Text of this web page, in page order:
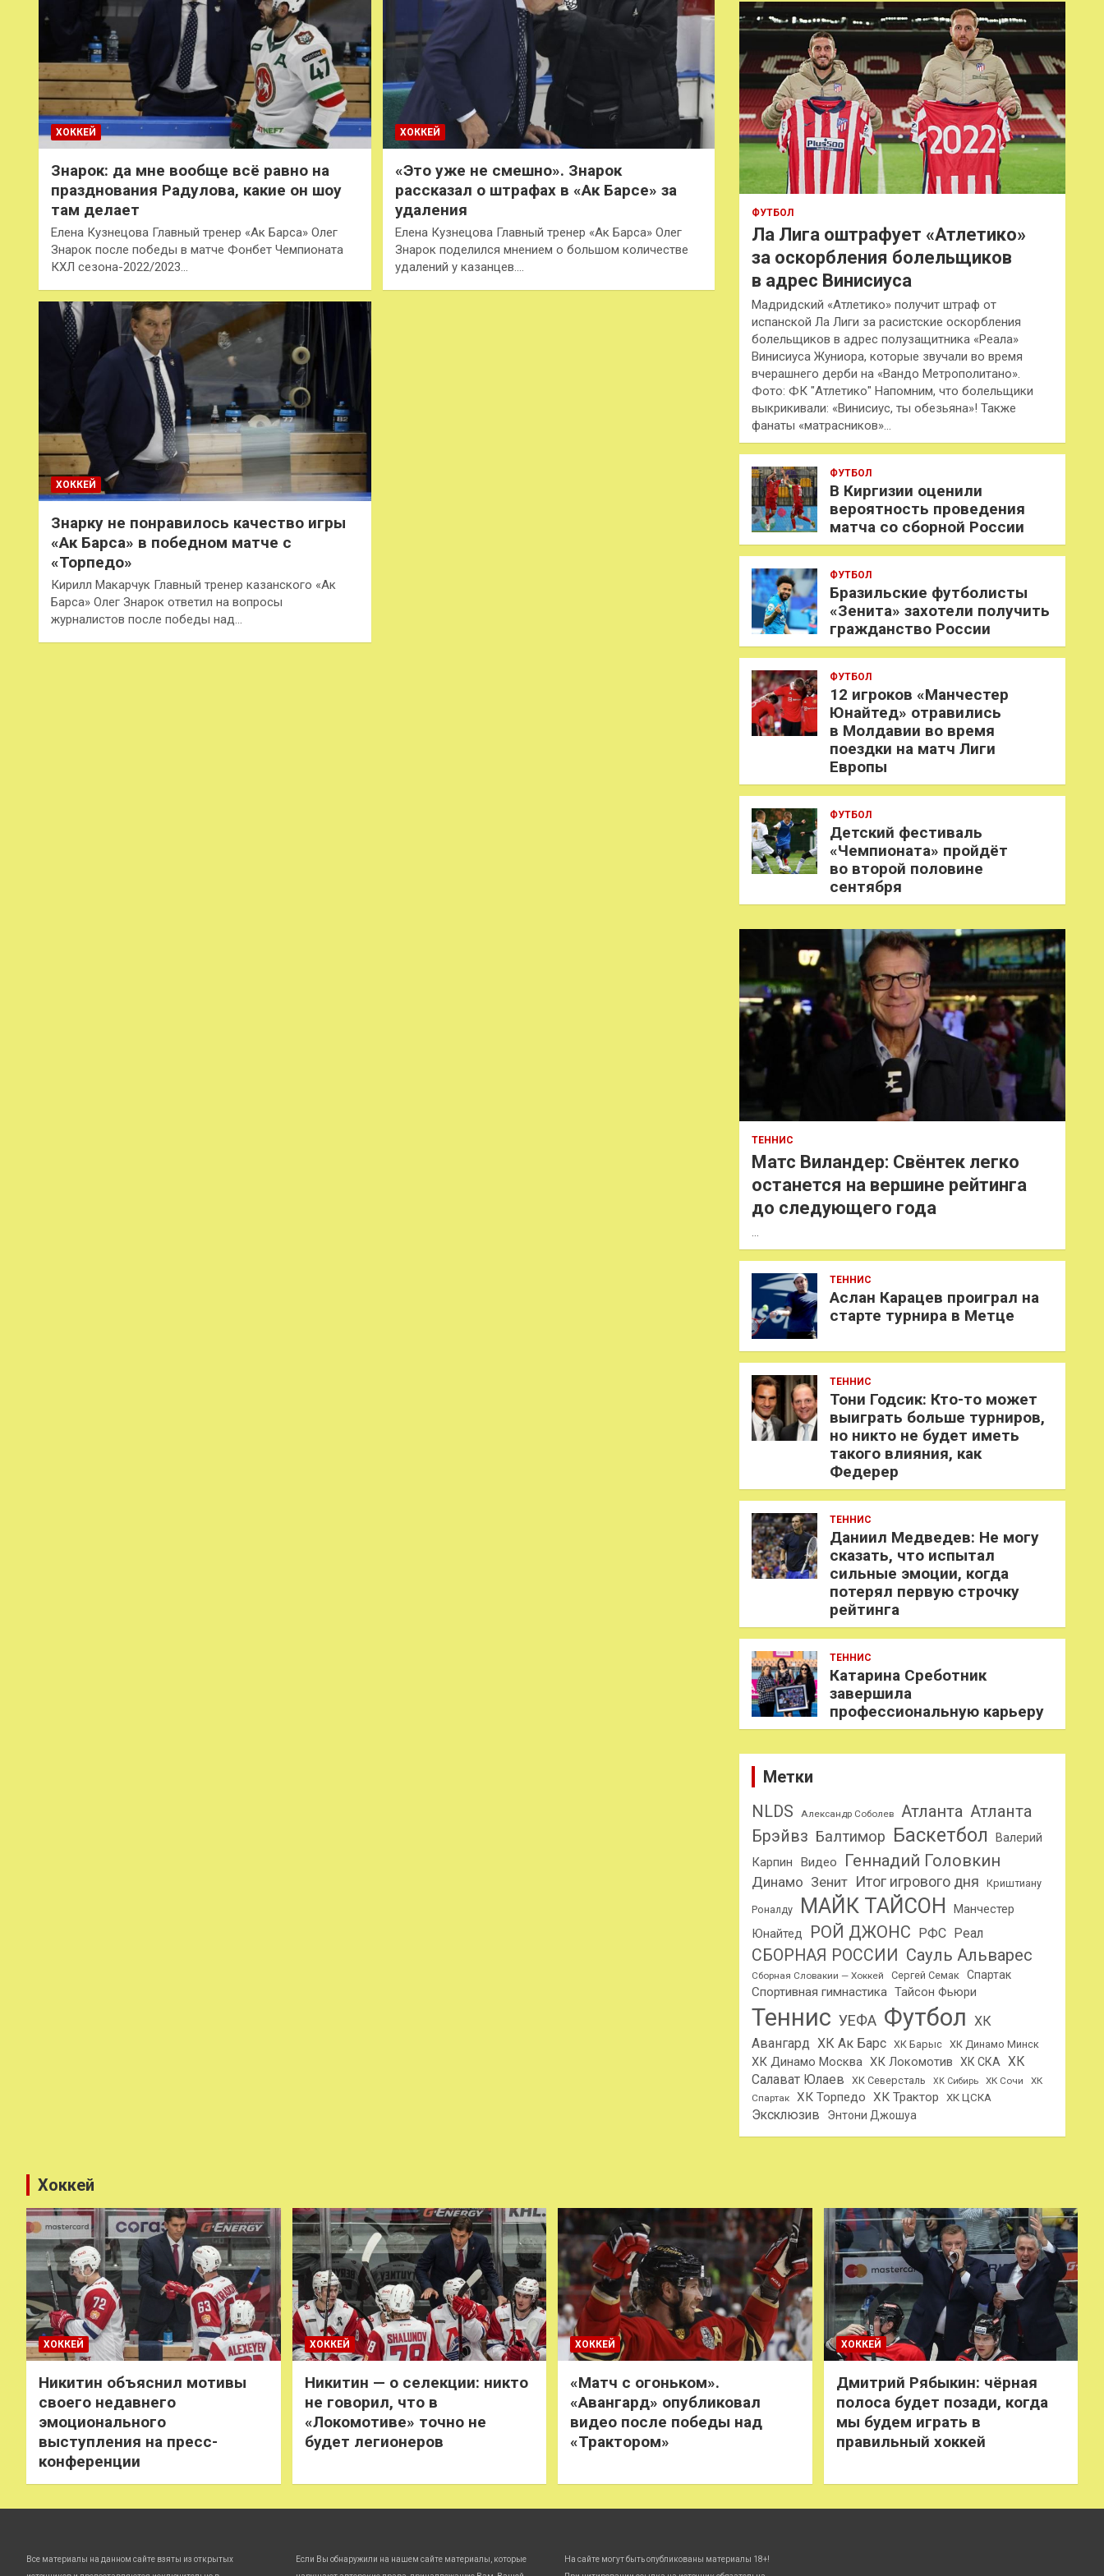
ХОККЕЙ
Знарок: да мне вообще всё равно на
празднования Радулова, какие он шоу
там делает
Елена Кузнецова Главный тренер «Ак Барса» Олег
Знарок после победы в матче Фонбет Чемпионата
КХЛ сезона-2022/2023…
ХОККЕЙ
«Это уже не смешно». Знарок
рассказал о штрафах в «Ак Барсе» за
удаления
Елена Кузнецова Главный тренер «Ак Барса» Олег
Знарок поделился мнением о большом количестве
удалений у казанцев.…
ХОККЕЙ
Знарку не понравилось качество игры
«Ак Барса» в победном матче с
«Торпедо»
Кирилл Макарчук Главный тренер казанского «Ак
Барса» Олег Знарок ответил на вопросы
журналистов после победы над…
к
ФУТБОЛ
Ла Лига оштрафует «Атлетико»
за оскорбления болельщиков
в адрес Винисиуса
Мадридский «Атлетико» получит штраф от
испанской Ла Лиги за расистские оскорбления
болельщиков в адрес полузащитника «Реала»
Винисиуса Жуниора, которые звучали во время
вчерашнего дерби на «Вандо Метрополитано».
Фото: ФК "Атлетико" Напомним, что болельщики
выкрикивали: «Винисиус, ты обезьяна»! Также
фанаты «матрасников»…
ФУТБОЛ
В Киргизии оценили
вероятность проведения
матча со сборной России
ФУТБОЛ
Бразильские футболисты
«Зенита» захотели получить
гражданство России
ФУТБОЛ
12 игроков «Манчестер
Юнайтед» отравились
в Молдавии во время
поездки на матч Лиги
Европы
ФУТБОЛ
Детский фестиваль
«Чемпионата» пройдёт
во второй половине
сентября
ТЕННИС
Матс Виландер: Свёнтек легко
останется на вершине рейтинга
до следующего года
…
ТЕННИС
Аслан Карацев проиграл на
старте турнира в Метце
ТЕННИС
Тони Годсик: Кто-то может
выиграть больше турниров,
но никто не будет иметь
такого влияния, как
Федерер
ТЕННИС
Даниил Медведев: Не могу
сказать, что испытал
сильные эмоции, когда
потерял первую строчку
рейтинга
ТЕННИС
Катарина Среботник
завершила
профессиональную карьеру
Метки
NLDS
Александр Соболев Атланта Атланта
Брэйвз Балтимор Баскетбол
Валерий
Карпин
Видео Геннадий Головкин
Динамо Зенит Итог игрового дня Криштиану
Роналду МАЙК ТАЙСОН
Манчестер
Юнайтед
РОЙ ДЖОНС РФС Реал
СБОРНАЯ РОССИИ Сауль Альварес
Сборная Словакии — Хоккей Сергей Семак Спартак
Спортивная гимнастика Тайсон Фьюри
Теннис УЕФА Футбол ХК
Авангард ХК Ак Барс ХК Барыс ХК Динамо Минск
ХК Динамо Москва ХК Локомотив ХК СКА
ХК
Салават Юлаев
ХК Северсталь ХК Сибирь ХК Сочи
ХК
Спартак
ХК Торпедо ХК Трактор ХК ЦСКА
Эксклюзив Энтони Джошуа
Хоккей
ХОККЕЙ
Никитин объяснил мотивы
своего недавнего
эмоционального
выступления на пресс-
конференции
ХОККЕЙ
Никитин — о селекции: никто
не говорил, что в
«Локомотиве» точно не
будет легионеров
ХОККЕЙ
«Матч с огоньком».
«Авангард» опубликовал
видео после победы над
«Трактором»
ХОККЕЙ
Дмитрий Рябыкин: чёрная
полоса будет позади, когда
мы будем играть в
правильный хоккей
Все материалы на данном сайте взяты из открытых
Если Вы обнаружили на нашем сайте материалы, которые
На сайте могут быть опубликованы материалы 18+!